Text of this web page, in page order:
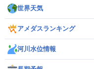
世界天気
アメダスランキング
河川水位情報